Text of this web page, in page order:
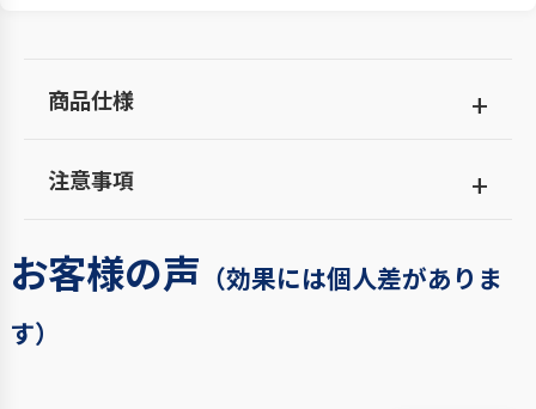
商品仕様
注意事項
お客様の声 （効果には個人差がありま
す）